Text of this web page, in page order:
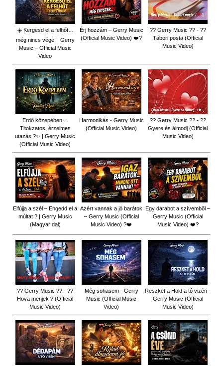
☀️ Kergesd el a felhőt…
még nincs vége! | Gerry
Music – Official Music
Video
Érj hozzám – Gerry Music
(Official Music Video) ❤️?
?? Gerry Music ?? - ??
Tábori posta (Official
Music Video)
Erdő közepében ...
Titokzatos, érzelmes
utazás ?✨ | Gerry Music
(Official Music Video)
Harmonikás - Gerry Music
(Official Music Video)
?? Gerry Music ?? - ??
Gyere és álmodj (Official
Music Video)
Elfújja a szél – Engedd el a
múltat ? | Gerry Music
(Magyar dal)
Azért vannak a jó barátok
– Gerry Music (Official
Music Video) ?❤️
Egy darabot a szívemből –
Gerry Music (Official
Music Video) ❤️?
?? Gerry Music ?? - ??
Hova menjek ? (Official
Music Video)
Még sohasem - Gerry
Music (Official Music
Video)
Reszket a Hold a tó vizén -
Gerry Music (Official
Music Video)